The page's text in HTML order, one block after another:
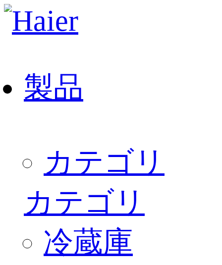
製品
カテゴリ
カテゴリ
冷蔵庫